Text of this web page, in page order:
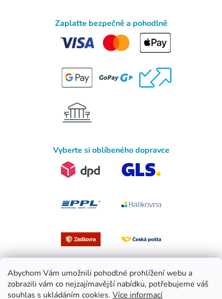
Abychom Vám umožnili pohodlné prohlížení webu a
zobrazili vám co nejzajímavější nabídku, potřebujeme váš
souhlas s ukládáním cookies. Více informací
Zaplaťte bezpečně a pohodlně
Vyberte si oblíbeného dopravce